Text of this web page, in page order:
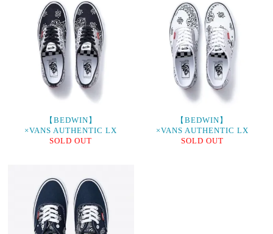
【BEDWIN】
×VANS AUTHENTIC LX
SOLD OUT
【BEDWIN】
×VANS AUTHENTIC LX
SOLD OUT